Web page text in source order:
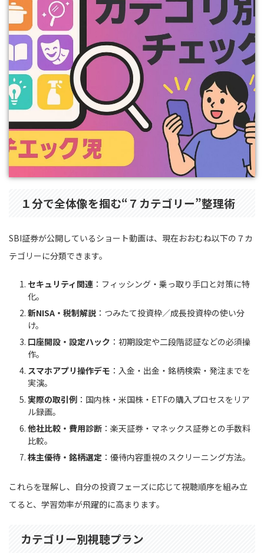
１分で全体像を掴む“７カテゴリー”整理術
SBI証券が公開しているショート動画は、現在おおむね以下の７カ
テゴリーに分類できます。
セキュリティ関連 ：フィッシング・乗っ取り手口と対策に特
化。
新NISA・税制解説 ：つみたて投資枠／成長投資枠の使い分
け。
口座開設・設定ハック ：初期設定や二段階認証などの必須操
作。
スマホアプリ操作デモ ：入金・出金・銘柄検索・発注までを
実演。
実際の取引例 ：国内株・米国株・ETFの購入プロセスをリア
ル録画。
他社比較・費用診断 ：楽天証券・マネックス証券との手数料
比較。
株主優待・銘柄選定 ：優待内容重視のスクリーニング方法。
これらを理解し、自分の投資フェーズに応じて視聴順序を組み立
てると、学習効率が飛躍的に高まります。
カテゴリー別視聴プラン